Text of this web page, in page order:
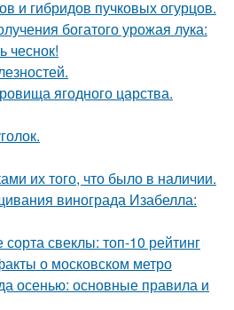
и гибридов пучковых огурцов.
богатого урожая лука:
чеснок!
ягодного царства.
их того, что было в наличии.
винограда Изабелла:
свеклы: топ-10 рейтинг
о московском метро
осенью: основные правила и